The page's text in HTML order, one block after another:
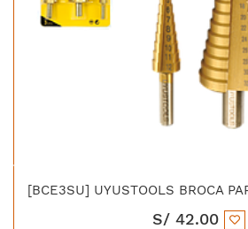
S/ 42.00